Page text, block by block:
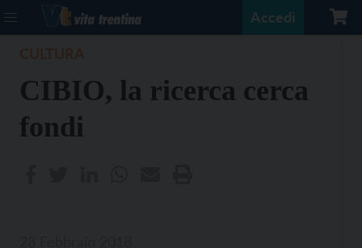
Accedi
CIBIO, la ricerca cerca
fondi